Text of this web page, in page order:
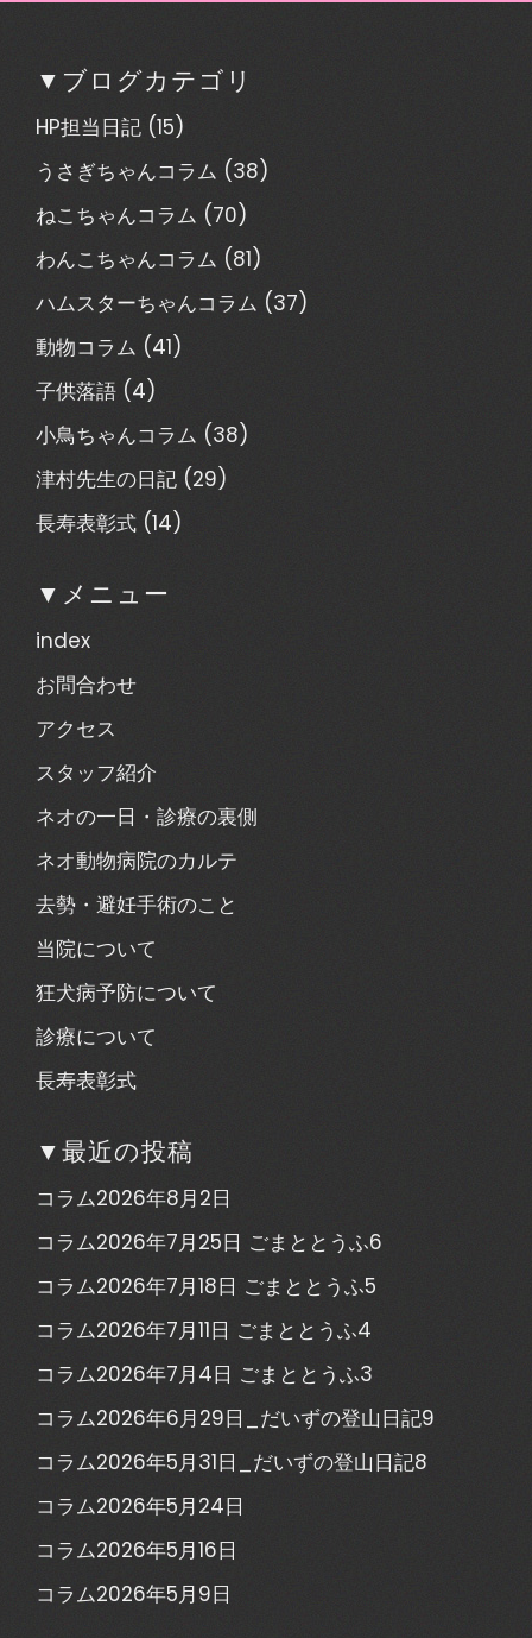
▼ブログカテゴリ
HP担当日記 (15)
うさぎちゃんコラム (38)
ねこちゃんコラム (70)
わんこちゃんコラム (81)
ハムスターちゃんコラム (37)
動物コラム (41)
子供落語 (4)
小鳥ちゃんコラム (38)
津村先生の日記 (29)
長寿表彰式 (14)
▼メニュー
index
お問合わせ
アクセス
スタッフ紹介
ネオの一日・診療の裏側
ネオ動物病院のカルテ
去勢・避妊手術のこと
当院について
狂犬病予防について
診療について
長寿表彰式
▼最近の投稿
コラム2026年8月2日
コラム2026年7月25日 ごまととうふ6
コラム2026年7月18日 ごまととうふ5
コラム2026年7月11日 ごまととうふ4
コラム2026年7月4日 ごまととうふ3
コラム2026年6月29日_だいずの登山日記9
コラム2026年5月31日_だいずの登山日記8
コラム2026年5月24日
コラム2026年5月16日
コラム2026年5月9日